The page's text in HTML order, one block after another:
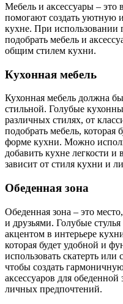
Мебель и аксессуары –
помогают создать уютную
кухне. При использовании
подобрать мебель и
общим стилем кухни.
Кухонная мебель
Кухонная мебель должна
стильной. Голубые
различных стилях, от
подобрать мебель, которая
форме кухни. Можно
добавить кухне легкости
зависит от стиля кухни и
Обеденная зона
Обеденная зона – это
и друзьями. Голубые
акцентом в интерьере
которая будет удобной и
использовать скатерть
чтобы создать
аксессуаров для
личных предпочтений.